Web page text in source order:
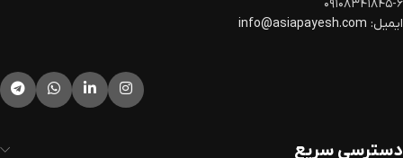
۰۹۱۰۸۳۴۱۸۴۵-۶
ایمیل:
دسترسی سریع